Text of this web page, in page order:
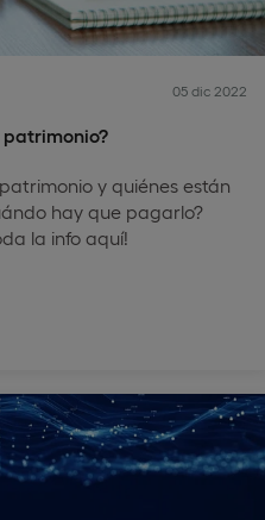
05 dic 2022
patrimonio?
y quiénes están
hay que pagarlo?
la info aquí!